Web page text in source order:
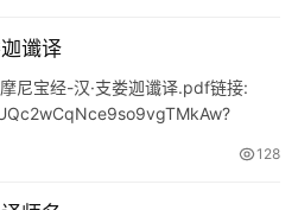
谶译
尼宝经-汉·支娄迦谶译.pdf链接:
128